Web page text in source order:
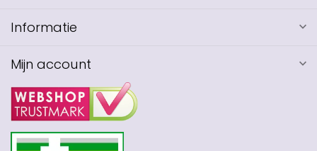
Informatie
Mijn account